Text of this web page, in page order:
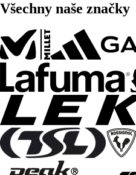
Všechny naše značky